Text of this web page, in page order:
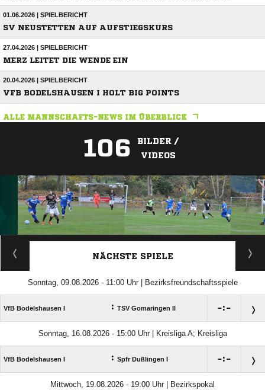
01.06.2026 | SPIELBERICHT
SV NEUSTETTEN AUF AUFSTIEGSKURS
27.04.2026 | SPIELBERICHT
MERZ LEITET DIE WENDE EIN
20.04.2026 | SPIELBERICHT
VFB BODELSHAUSEN I HOLT BIG POINTS
ALLE MANNSCHAFTS-NEWS IM ÜBERBLICK
106
BILDER /
VIDEOS
ANZEIGE
NÄCHSTE SPIELE
Sonntag, 09.08.2026 - 11:00 Uhr | Bezirksfreundschaftsspiele
VfB Bodelshausen I : TSV Gomaringen II :
Sonntag, 16.08.2026 - 15:00 Uhr | Kreisliga A; Kreisliga
VfB Bodelshausen I : Spfr Dußlingen I :
Mittwoch, 19.08.2026 - 19:00 Uhr | Bezirkspokal